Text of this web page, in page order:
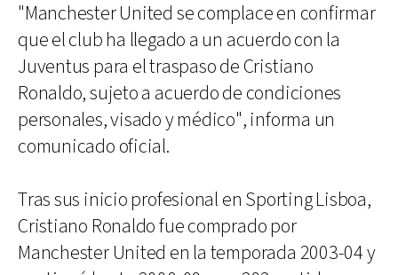
"Manchester United se complace en confirmar
que el club ha llegado a un acuerdo con la
Juventus para el traspaso de Cristiano
Ronaldo, sujeto a acuerdo de condiciones
personales, visado y médico", informa un
comunicado oficial.
Tras sus inicio profesional en Sporting Lisboa,
Cristiano Ronaldo fue comprado por
Manchester United en la temporada 2003-04 y